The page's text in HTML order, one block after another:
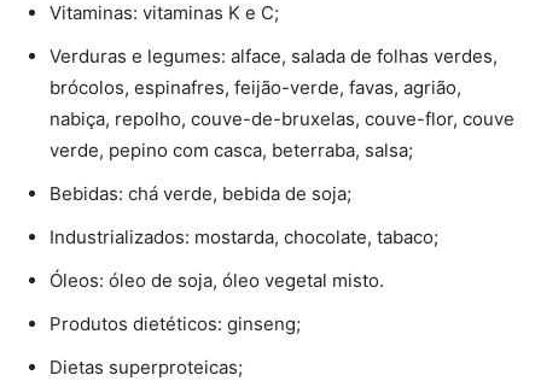
Vitaminas: vitaminas K e C;
Verduras e legumes: alface, salada de folhas verdes,
brócolos, espinafres, feijão-verde, favas, agrião,
nabiça, repolho, couve-de-bruxelas, couve-flor, couve
verde, pepino com casca, beterraba, salsa;
Bebidas: chá verde, bebida de soja;
Industrializados: mostarda, chocolate, tabaco;
Óleos: óleo de soja, óleo vegetal misto.
Produtos dietéticos: ginseng;
Dietas superproteicas;